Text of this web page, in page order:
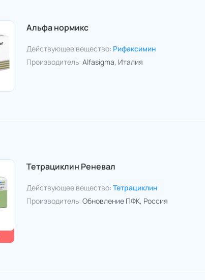
Альфа нормикс
Действующее вещество: Рифаксимин
Производитель: Alfasigma, Италия
Тетрациклин Реневал
Действующее вещество: Тетрациклин
Производитель: Обновление ПФК, Россия